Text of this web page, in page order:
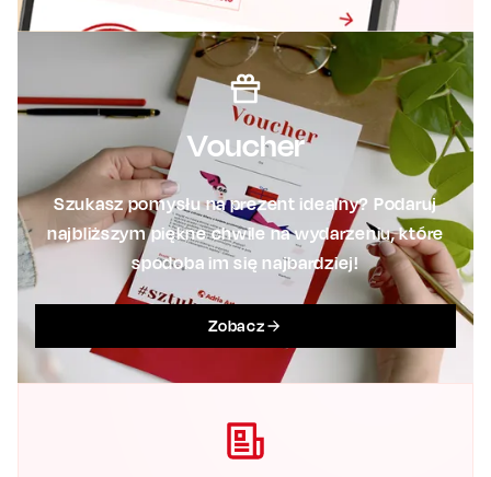
Voucher
Szukasz pomysłu na prezent idealny? Podaruj
najbliższym piękne chwile na wydarzeniu, które
spodoba im się najbardziej!
Zobacz